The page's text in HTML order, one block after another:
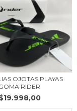
OJOTAS PLAYAS
RIDER